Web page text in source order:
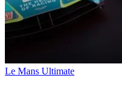
Le Mans Ultimate